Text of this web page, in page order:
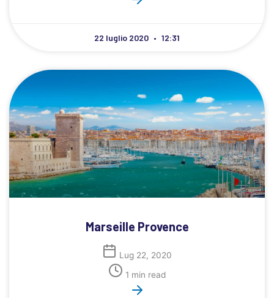
22 luglio 2020 12:31
Marseille Provence
Lug 22, 2020
1 min read